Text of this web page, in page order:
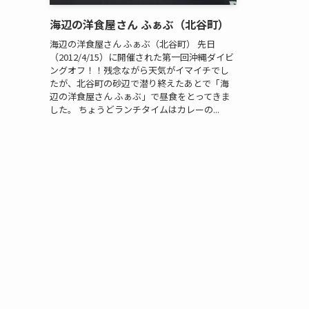
海辺の洋食屋さん ふぁぶ（北谷町）
海辺の洋食屋さん ふぁぶ（北谷町） 先日
（2012/4/15）に開催された第一回沖縄ダイビ
ングオフ！！残念ながら天気がイマイチでし
たが、北谷町の砂辺で潜り終えたあとで「海
辺の洋食屋さん ふぁぶ」で昼食をとってきま
した。 ちょうどランチタイムはカレーの...